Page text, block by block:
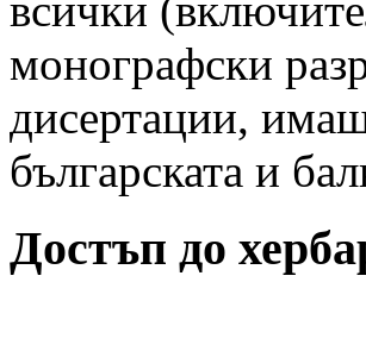
монографски
дисертации,
българската и
Достъп до